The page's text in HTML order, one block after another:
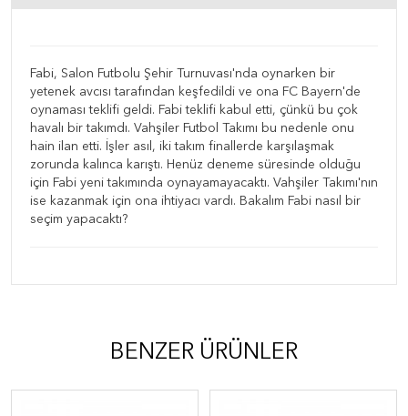
Fabi, Salon Futbolu Şehir Turnuvası'nda oynarken bir
yetenek avcısı tarafından keşfedildi ve ona FC Bayern'de
oynaması teklifi geldi. Fabi teklifi kabul etti, çünkü bu çok
havalı bir takımdı. Vahşiler Futbol Takımı bu nedenle onu
hain ilan etti. İşler asıl, iki takım finallerde karşılaşmak
zorunda kalınca karıştı. Henüz deneme süresinde olduğu
için Fabi yeni takımında oynayamayacaktı. Vahşiler Takımı'nın
ise kazanmak için ona ihtiyacı vardı. Bakalım Fabi nasıl bir
seçim yapacaktı?
BENZER ÜRÜNLER